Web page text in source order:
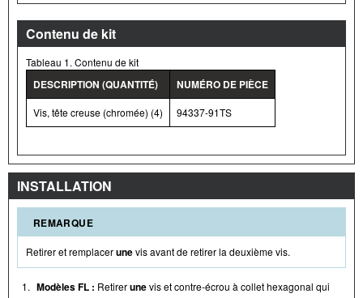
Contenu de kit
Tableau 1. Contenu de kit
DESCRIPTION (QUANTITÉ) NUMÉRO DE PIÈCE
Vis, tête creuse (chromée) (4) 94337-91TS
INSTALLATION
REMARQUE
Retirer et remplacerunevis avant de retirer la deuxième vis.
1. Modèles FL : Retirerunevis et contre-écrou à collet hexagonal qui